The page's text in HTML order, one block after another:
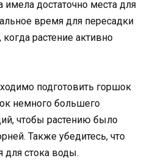
имела достаточно места для
время для пересадки
растение активно
подготовить горшок
немного большего
чтобы растению было
Также убедитесь, что
для стока воды.